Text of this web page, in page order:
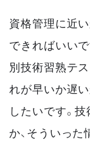
資格管理に近
できればいい
別技術習熟テ
れが早いか遅
したいです。
か、そういった